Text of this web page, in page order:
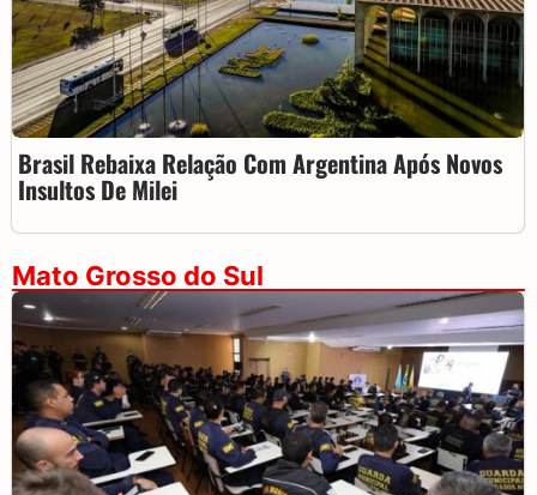
Brasil Rebaixa Relação Com Argentina Após Novos
Insultos De Milei
Mato Grosso do Sul